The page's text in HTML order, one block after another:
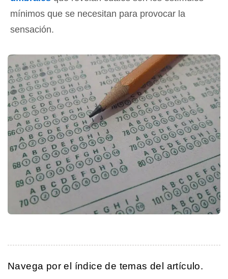
mínimos que se necesitan para provocar la
sensación.
Navega por el índice de temas del artículo.